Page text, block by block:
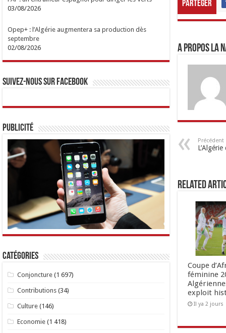
Parteger
A propos LA
Précédent
Related
Coupe
féminine
exploit
Il ya 2 jours
03/08/2026
Opep+ : l’Algérie augmentera sa production dès
septembre
02/08/2026
Suivez-nous sur Facebook
Publicité
Catégories
Conjoncture (1 697)
Contributions (34)
Culture (146)
Economie (1 418)